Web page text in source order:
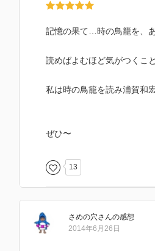
記憶の果て…時の鳥籠を、
読めばよむほど気がつくこ
私は時の鳥籠を読み浦賀和
ぜひ〜
13
さめの穴さんの感想
2014年6月26日